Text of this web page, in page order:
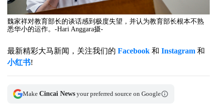
魏家祥对教育部长的谈话感到极度失望，并认为教育部长根本不熟
悉华小的运作。-Hari Anggara摄-
最新精彩大马新闻，关注我们的 Facebook 和 Instagram 和
小红书!
Make Cincai News your preferred source on Google